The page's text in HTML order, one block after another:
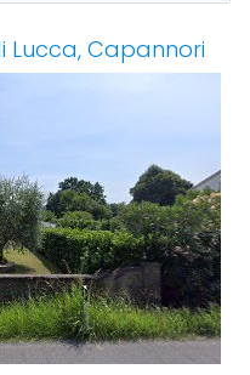
Lucca, Capannori